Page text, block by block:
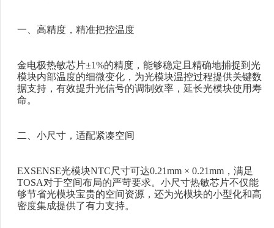
一、高精度，精准把控温度
金电极热敏芯片±1%的精度，能够稳定且精确地捕捉到光
模块内部温度的细微变化，为光模块温控过程提供关键数
据支持，有效提升光信号的调制效率，延长光模块使用寿
命。
二、小尺寸，适配紧凑空间
EXSENSE光模块NTC尺寸可达0.21mm × 0.21mm，满足
TOSA对于空间布局的严苛要求。小尺寸热敏芯片不仅能
够节省光模块宝贵的空间资源，还为光模块的小型化和高
密度集成提供了有力支持。